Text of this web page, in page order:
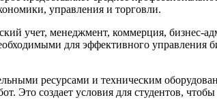
управления и торговли.
учет, менеджмент, коммерция, бизнес-
для эффективного управления
ресурсами и техническим
Это создает условия для студентов,